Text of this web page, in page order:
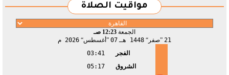
مواقيت الصلاة
الجمعة 12:23 صـ
21
صفر 1448 هـ 07 أغسطس 2026 م
الفجر
03:41
الشروق
05:17